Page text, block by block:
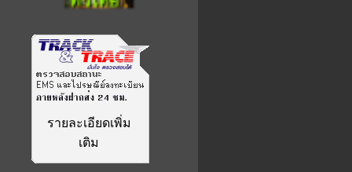
รายละเอียดเพิ่ม
เติม